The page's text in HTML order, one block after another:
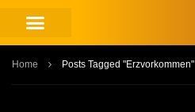
Home Posts Tagged "Erzvorkommen"